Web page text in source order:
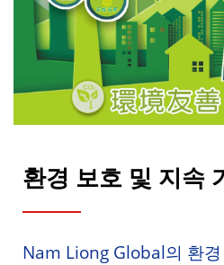
환경 보호 및 지속
Nam Liong Global의 환